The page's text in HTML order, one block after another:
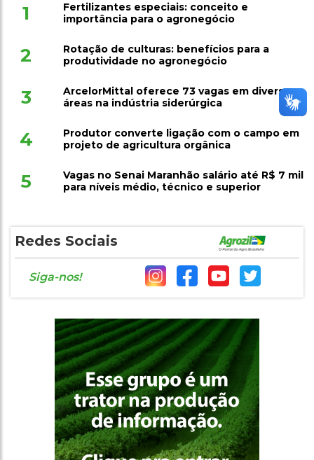
1
Fertilizantes especiais: conceito e
importância para o agronegócio
2
Rotação de culturas: benefícios para a
produtividade no agronegócio
3
ArcelorMittal oferece 73 vagas em diversas
áreas na indústria siderúrgica
4
Produtor converte ligação com o campo em
projeto de agricultura orgânica
5
Vagas no Senai Maranhão salário até R$ 7 mil
para níveis médio, técnico e superior
Redes Sociais
Siga-nos!